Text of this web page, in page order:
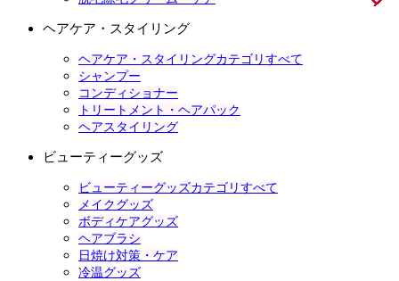
ヘアケア・スタイリング
ヘアケア・スタイリングカテゴリすべて
シャンプー
コンディショナー
トリートメント・ヘアパック
ヘアスタイリング
ビューティーグッズ
ビューティーグッズカテゴリすべて
メイクグッズ
ボディケアグッズ
ヘアブラシ
日焼け対策・ケア
冷温グッズ